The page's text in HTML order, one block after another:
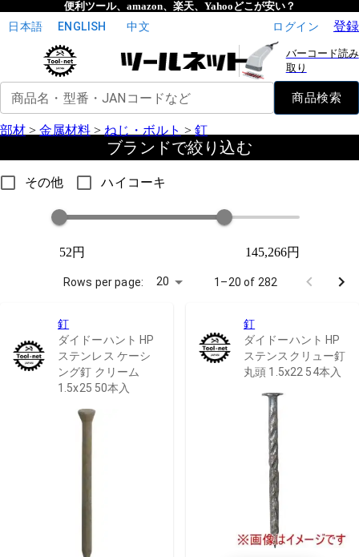
便利ツール、amazon、楽天、Yahooどこが安い？
日本語 ENGLISH 中文 ログイン 登録
バーコード読み
取り
商品名・型番・JANコードなど 商品検索
部材 > 金属材料 > ねじ・ボルト > 釘
ブランドで絞り込む
その他 ハイコーキ
52円 145,266円
Rows per page: 20 1–20 of 282
釘
ダイドーハント HP
ステンレス ケーシ
ング釘 クリーム
1.5x25 50本入
釘
ダイドーハント HP
ステンスクリュー釘
丸頭 1.5x22 54本入